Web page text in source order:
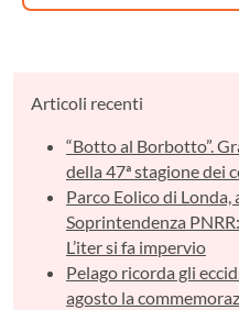
Articoli recenti
“Botto al Borbotto”.
della 47ª stagione dei
Parco Eolico di Londa,
Soprintendenza
L’iter si fa impervio
Pelago ricorda gli
agosto la